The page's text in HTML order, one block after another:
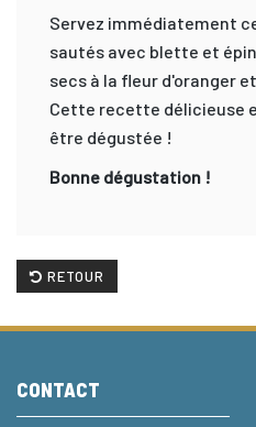
Servez immédiatement
sautés avec blette et
secs à la fleur d'oranger
Cette recette délicieuse
être dégustée !
Bonne dégustation !
RETOUR
CONTACT